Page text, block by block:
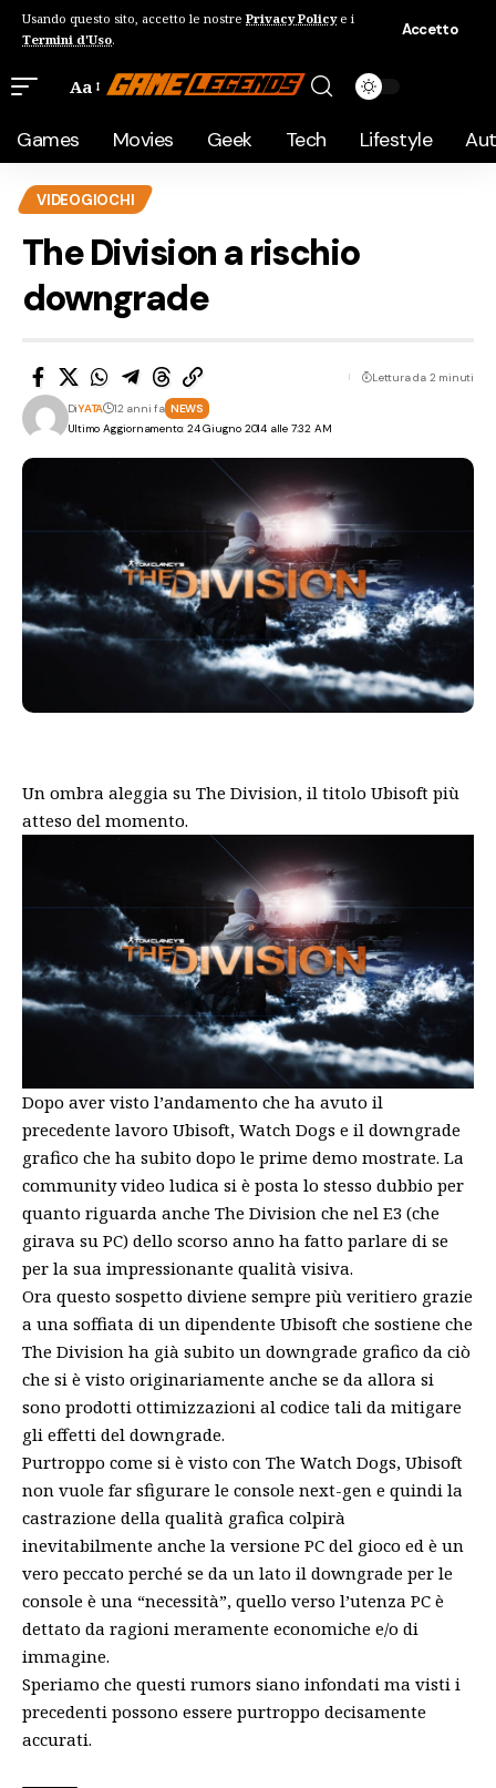
Usando questo sito, accetto le nostre Privacy Policye i
Termini d'Uso.
Accetto
Aa
Games Movies Geek Tech Lifestyle
VIDEOGIOCHI
The Division a rischio
downgrade
Ultimo Aggiornamento: 24 Giugno 2014 alle 7:32 AM
DiYATA 12 anni fa NEWS
Lettura da 2 minuti
Un ombra aleggia su The Division, il titolo Ubisoft più
atteso del momento.
Dopo aver visto l’andamento che ha avuto il
precedente lavoro Ubisoft, Watch Dogs e il downgrade
grafico che ha subito dopo le prime demo mostrate. La
community video ludica si è posta lo stesso dubbio per
quanto riguarda anche The Division che nel E3 (che
girava su PC) dello scorso anno ha fatto parlare di se
per la sua impressionante qualità visiva.
Ora questo sospetto diviene sempre più veritiero grazie
a una soffiata di un dipendente Ubisoft che sostiene che
The Division ha già subito un downgrade grafico da ciò
che si è visto originariamente anche se da allora si
sono prodotti ottimizzazioni al codice tali da mitigare
gli effetti del downgrade.
Purtroppo come si è visto con The Watch Dogs, Ubisoft
non vuole far sfigurare le console next-gen e quindi la
castrazione della qualità grafica colpirà
inevitabilmente anche la versione PC del gioco ed è un
vero peccato perché se da un lato il downgrade per le
console è una “necessità”, quello verso l’utenza PC è
dettato da ragioni meramente economiche e/o di
immagine.
Speriamo che questi rumors siano infondati ma visti i
precedenti possono essere purtroppo decisamente
accurati.